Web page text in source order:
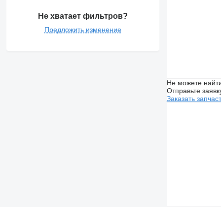
Не хватает фильтров?
Предложить изменение
Не можете
Отправьте
Заказать